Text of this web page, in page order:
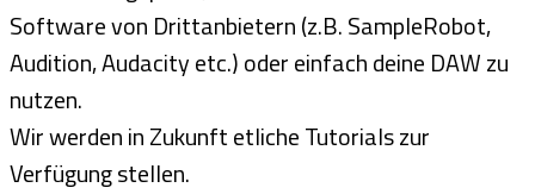
Software von Drittanbietern (z.B. SampleRobot,
Audition, Audacity etc.) oder einfach deine DAW zu
nutzen.
Wir werden in Zukunft etliche Tutorials zur
Verfügung stellen.